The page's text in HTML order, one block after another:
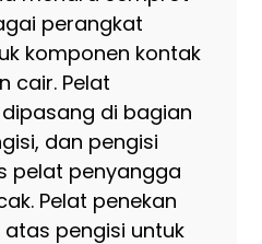
perangkat
komponen kontak
cair. Pelat
di bagian
dan pengisi
pelat penyangga
Pelat penekan
pengisi untuk